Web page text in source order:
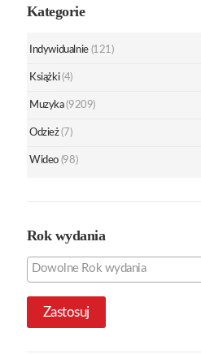
Kategorie
Indywidualnie (121)
Książki (4)
Muzyka (9209)
Odzież (7)
Wideo (98)
Rok wydania
Zastosuj